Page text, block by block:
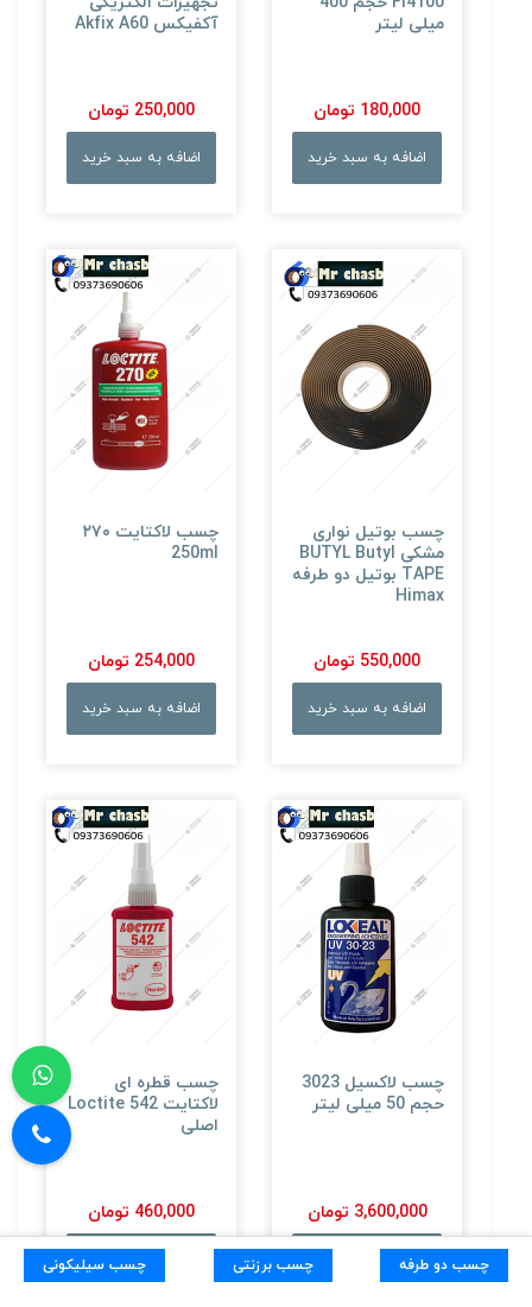
میلی لیتر
180,000 تومان
اضافه به سبد خرید
آکفیکس Akfix A60
250,000 تومان
اضافه به سبد خرید
چسب بوتیل نواری
مشکی BUTYL Butyl
TAPE بوتیل دو طرفه
Himax
550,000 تومان
اضافه به سبد خرید
چسب لاکتایت ۲۷۰
250ml
254,000 تومان
اضافه به سبد خرید
چسب لاکسیل 3023
حجم 50 میلی لیتر
3,600,000 تومان
اضافه به سبد خرید
چسب قطره ای
لاکتایت 542 Loctite
اصلی
460,000 تومان
اضافه به سبد خرید چسب دو طرفه چسب برزنتی چسب سیلیکونی